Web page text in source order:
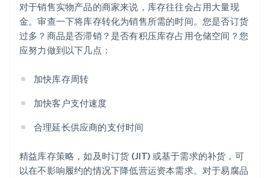
对于销售实物产品的商家来说，库存往往会占用大量现
金。审查一下将库存转化为销售所需的时间。您是否订货
过多？商品是否滞销？是否有积压库存占用仓储空间？您
应努力做到以下几点：
加快库存周转
加快客户支付速度
合理延长供应商的支付时间
精益库存策略，如及时订货 (JIT) 或基于需求的补货，可
以在不影响履约的情况下降低营运资本需求。对于易腐品